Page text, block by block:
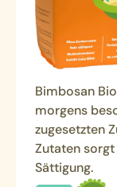
Bimbosan
morgens
zugesetzten
Zutaten
Sättigung.